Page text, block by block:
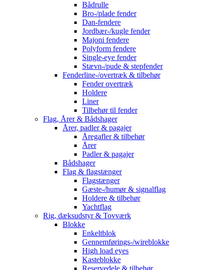
Bådrulle
Bro-/plade fender
Dan-fendere
Jordbær-/kugle fender
Majoni fendere
Polyform fendere
Single-eye fender
Stævn-/pude & stepfender
Fenderline-/overtræk & tilbehør
Fender overtræk
Holdere
Liner
Tilbehør til fender
Flag, Årer & Bådshager
Årer, padler & pagajer
Åregafler & tilbehør
Årer
Padler & pagajer
Bådshager
Flag & flagstænger
Flagstænger
Gæste-/humør & signalflag
Holdere & tilbehør
Yachtflag
Rig, dæksudstyr & Tovværk
Blokke
Enkeltblok
Gennemførings-/wireblokke
High load eyes
Kasteblokke